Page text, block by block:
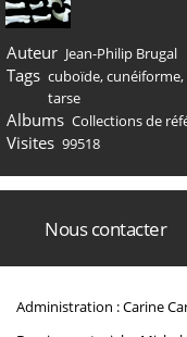
Auteur Jean-Philip Brugal
Tags cuboïde,cunéiforme,
tarse
Albums Collections de
Visites 99518
Nous contacter
Administration : Carine